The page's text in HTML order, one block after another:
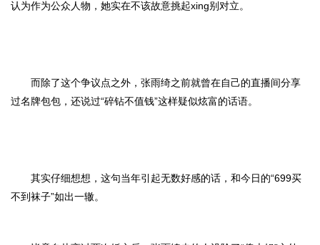
认为作为公众人物，她实在不该故意挑起xing别对立。
而除了这个争议点之外，张雨绮之前就曾在自己的直播间分享
过名牌包包，还说过“碎钻不值钱”这样疑似炫富的话语。
其实仔细想想，这句当年引起无数好感的话，和今日的“699买
不到袜子”如出一辙。